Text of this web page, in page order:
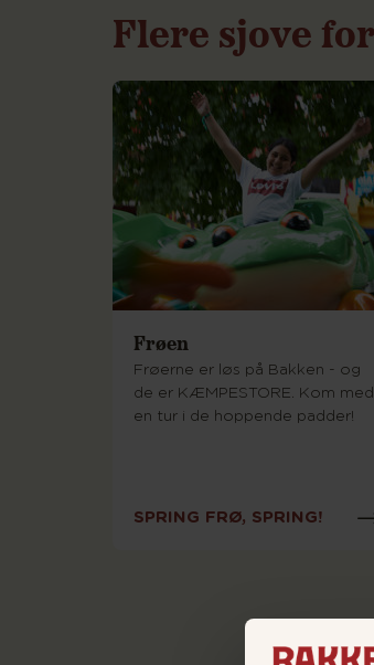
Flere sjove
Frøen
Frøerne er løs på Bakken - og
de er KÆMPESTORE. Kom med
en tur i de hoppende padder!
SPRING FRØ, SPRING!